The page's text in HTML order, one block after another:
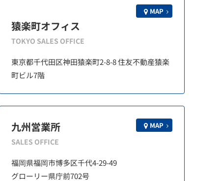
猿楽町オフィス
TOKYO SALES OFFICE
MAP
東京都千代田区神田猿楽町2-8-8 住友不動産猿楽
町ビル7階
九州営業所
SALES OFFICE
MAP
福岡県福岡市博多区千代4-29-49
グローリー県庁前702号